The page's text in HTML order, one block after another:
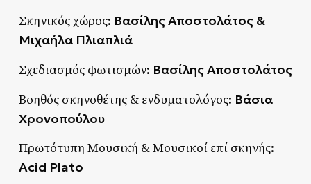
Σκηνικός χώρος: Βασίλης Αποστολάτος &
Μιχαήλα Πλιαπλιά
Σχεδιασμός φωτισμών: Βασίλης Αποστολάτος
Βοηθός σκηνοθέτης & ενδυματολόγος: Βάσια
Χρονοπούλου
Πρωτότυπη Μουσική & Μουσικοί επί σκηνής:
Acid Plato